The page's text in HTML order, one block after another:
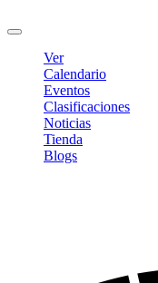
Ver
Calendario
Eventos
Clasificaciones
Noticias
Tienda
Blogs